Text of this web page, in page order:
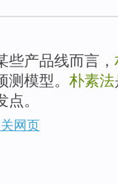
些产品线而言，
模型。 朴素法
。
网页